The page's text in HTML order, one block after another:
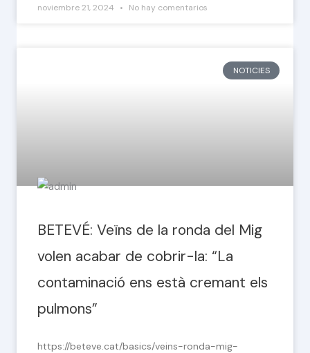
noviembre 21, 2024 No hay comentarios
NOTICIES
BETEVÉ: Veïns de la ronda del Mig
volen acabar de cobrir-la: “La
contaminació ens està cremant els
pulmons”
https://beteve.cat/basics/veins-ronda-mig-